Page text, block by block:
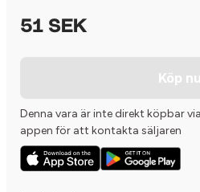
51 SEK
Köp nu
Denna vara är inte direkt köpbar
appen för att kontakta säljaren